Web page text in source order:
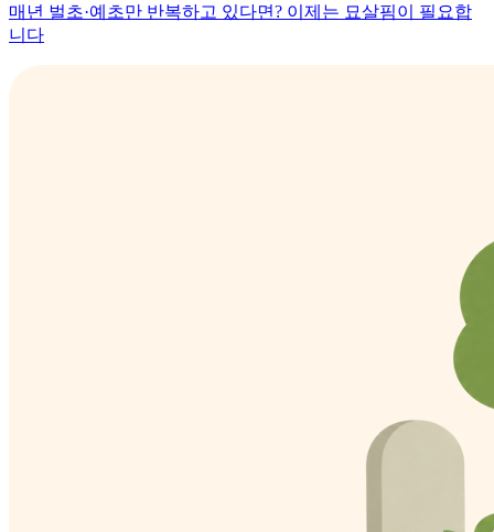
매년 벌초·예초만 반복하고 있다면? 이제는 묘살핌이 필요합
니다